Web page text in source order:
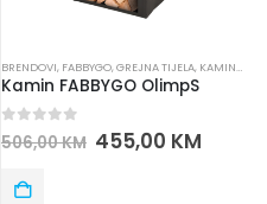
BRENDOVI, FABBYGO,GREJNA TIJELA, KAMINI I PEĆI
Kamin FABBYGO OlimpS
506,00KM 455,00 KM